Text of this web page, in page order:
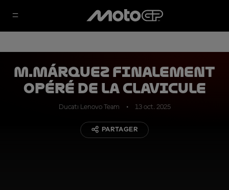
M.Márquez finalement
opéré de la clavicule
Ducati Lenovo Team 13 oct. 2025
PARTAGER